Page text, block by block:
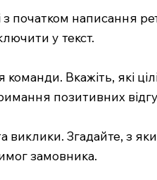
початком написання
у текст.
Вкажіть, які
позитивних
виклики. Згадайте, з
замовника.